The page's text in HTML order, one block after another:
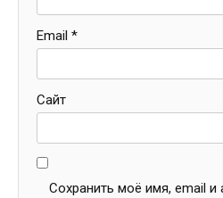
Email *
Сайт
Сохранить моё имя, email и